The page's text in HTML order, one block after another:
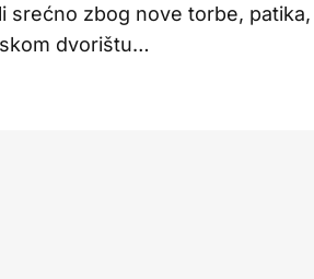
srećno zbog nove torbe, patika,
dvorištu…